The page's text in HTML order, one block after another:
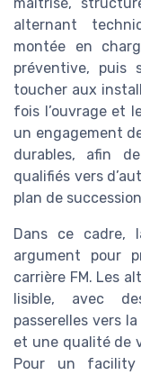
alternant
montée en
préventive, puis
toucher aux
fois l’ouvrage et
un engagement
durables, afin
qualifiés vers
plan de
Dans ce cadre,
argument pour
carrière FM. Les
lisible, avec
passerelles vers
et une qualité de
Pour un